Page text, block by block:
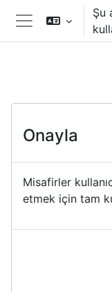
Yan panel
Şu
Onayla
Misafirler
etmek için tam